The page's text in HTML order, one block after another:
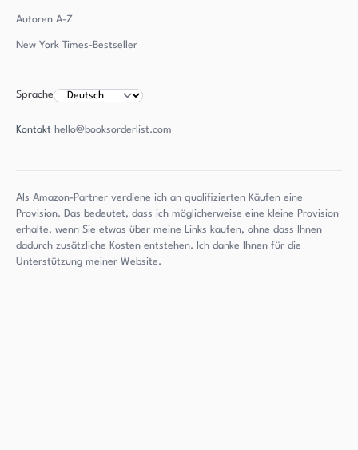
Autoren A-Z
New York Times-Bestseller
Sprache
Kontakt hello@booksorderlist.com
Als Amazon-Partner verdiene ich an qualifizierten Käufen eine
Provision. Das bedeutet, dass ich möglicherweise eine kleine Provision
erhalte, wenn Sie etwas über meine Links kaufen, ohne dass Ihnen
dadurch zusätzliche Kosten entstehen. Ich danke Ihnen für die
Unterstützung meiner Website.